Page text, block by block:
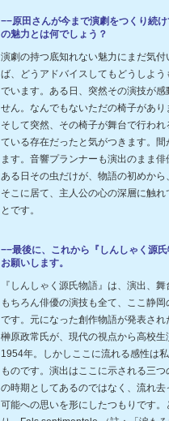
−−原田さんが今まで演劇をつくり続
の魅力とは何でしょう？
演劇の持つ底知れない魅力にまだ気
ば、どうアドバイスしてもどうしよ
でいます。ある日、突然その演技が
せん。なんでもないただの椅子があり
そして突然、その椅子が舞台で行わ
ている存在だったと気がつきます。
ます。音響プランナーも演出のまま
ある日その虫だけが、物語の初めか
そこに居て、主人公の心の深層に触
とです。
−−最後に、これから『しんしゃく源
お願いします。
『しんしゃく源氏物語』は、演出、
もちろん俳優の演技も全て、ここ静
です。元になった創作物語が発表さ
榊原政常氏が、現代の視点から高校
1954年。しかしここに流れる感性は
ものです。演出はここに示される三
の時期としてあるのではなく、流れ
可能への思いを形にしたつもりです